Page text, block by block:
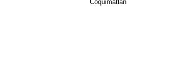
Coquimatlán